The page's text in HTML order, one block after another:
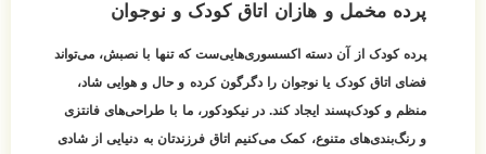
پرده مخمل و هازان اتاق کودک و نوجوان
پرده کودک از آن دسته اکسسوری‌هایی‌ست که تنها با نصبش، می‌تواند
فضای اتاق کودک یا نوجوان را دگرگون کرده و حال و هوایی شاد،
منظم و کودک‌پسند ایجاد کند. در نیکودکور، ما با طراحی‌های فانتزی
و رنگ‌بندی‌های متنوع، کمک می‌کنیم اتاق فرزندتان به دنیایی از شادی